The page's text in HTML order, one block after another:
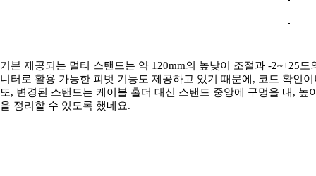
기본 제공되는 멀티 스탠드는 약 120mm의 높낮이 조절과 -2~+25
니터로 활용 가능한 피벗 기능도 제공하고 있기 때문에, 코드 확인
또, 변경된 스탠드는 케이블 홀더 대신 스탠드 중앙에 구멍을 내,
을 정리할 수 있도록 했네요.